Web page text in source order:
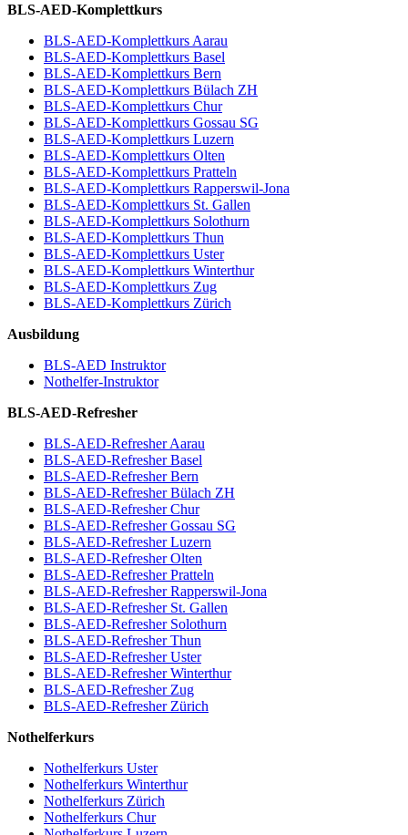
BLS-AED-Komplettkurs
BLS-AED-Komplettkurs Aarau
BLS-AED-Komplettkurs Basel
BLS-AED-Komplettkurs Bern
BLS-AED-Komplettkurs Bülach ZH
BLS-AED-Komplettkurs Chur
BLS-AED-Komplettkurs Gossau SG
BLS-AED-Komplettkurs Luzern
BLS-AED-Komplettkurs Olten
BLS-AED-Komplettkurs Pratteln
BLS-AED-Komplettkurs Rapperswil-Jona
BLS-AED-Komplettkurs St. Gallen
BLS-AED-Komplettkurs Solothurn
BLS-AED-Komplettkurs Thun
BLS-AED-Komplettkurs Uster
BLS-AED-Komplettkurs Winterthur
BLS-AED-Komplettkurs Zug
BLS-AED-Komplettkurs Zürich
Ausbildung
BLS-AED Instruktor
Nothelfer-Instruktor
BLS-AED-Refresher
BLS-AED-Refresher Aarau
BLS-AED-Refresher Basel
BLS-AED-Refresher Bern
BLS-AED-Refresher Bülach ZH
BLS-AED-Refresher Chur
BLS-AED-Refresher Gossau SG
BLS-AED-Refresher Luzern
BLS-AED-Refresher Olten
BLS-AED-Refresher Pratteln
BLS-AED-Refresher Rapperswil-Jona
BLS-AED-Refresher St. Gallen
BLS-AED-Refresher Solothurn
BLS-AED-Refresher Thun
BLS-AED-Refresher Uster
BLS-AED-Refresher Winterthur
BLS-AED-Refresher Zug
BLS-AED-Refresher Zürich
Nothelferkurs
Nothelferkurs Uster
Nothelferkurs Winterthur
Nothelferkurs Zürich
Nothelferkurs Chur